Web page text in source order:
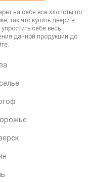
на себя все хлопоты по
так что купить двери в
себе весь
данной продукции до